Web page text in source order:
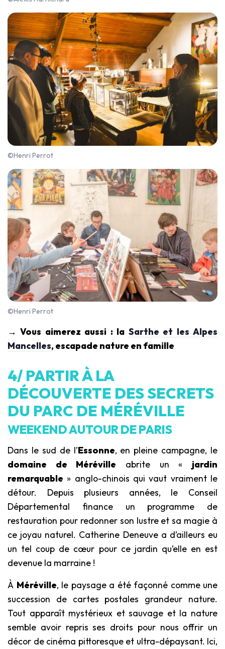
©Henri Perrot
©Henri Perrot
→ Vous aimerez aussi : la Sarthe et les Alpes
Mancelles, escapade nature en famille
4/ PARTIR À LA
DÉCOUVERTE DES SECRETS
DU PARC DE MÉRÉVILLE
WEEKEND AUTOUR DE PARIS
Dans le sud de l’Essonne, en pleine campagne, le
domaine de Méréville abrite un « jardin
remarquable » anglo-chinois qui vaut vraiment le
détour. Depuis plusieurs années, le Conseil
Départemental finance un programme de
restauration pour redonner son lustre et sa magie à
ce joyau naturel. Catherine Deneuve a d’ailleurs eu
un tel coup de cœur pour ce jardin qu’elle en est
devenue la marraine !
À Méréville, le paysage a été façonné comme une
succession de cartes postales grandeur nature.
Tout apparaît mystérieux et sauvage et la nature
semble avoir repris ses droits pour nous offrir un
décor de cinéma pittoresque et ultra-dépaysant. Ici,